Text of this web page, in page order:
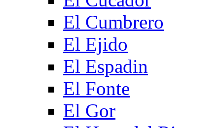
El Cumbrero
El Ejido
El Espadin
El Fonte
El Gor